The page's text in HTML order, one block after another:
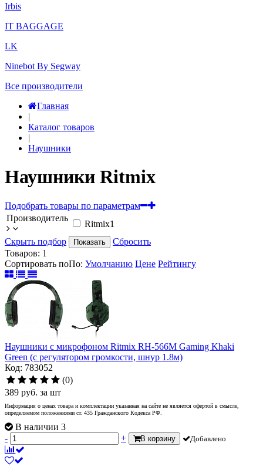
Irbis
IT BAGGAGE
LK
Ninebot By Segway
Все производители
Главная
|
Каталог товаров
|
Наушники
Наушники Ritmix
Подобрать товары по параметрам
Производитель
Ritmix1
Скрыть подбор
Показать
Сбросить
Товаров: 1
Сортировать поПо: Умолчанию Цене Рейтингу
Наушники с микрофоном Ritmix RH-566M Gaming Khaki
Green (с регулятором громкости, шнур 1.8м)
Код: 783052
(0)
389 руб. за шт
Информация о ценах товара и комплектации указанная на сайте не является офертой в смысле,
определяемом положениями ст. 435 Гражданского Кодекса РФ.
В наличии 3
-
+ В корзину Добавлено